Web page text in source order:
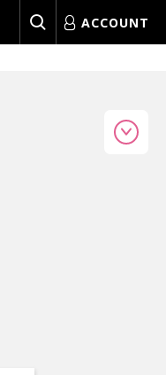
ACCOUNT